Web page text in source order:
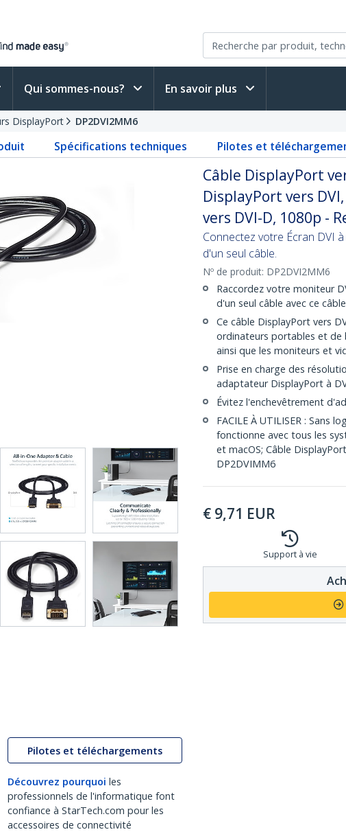
Qui sommes-nous? En savoir plus
DisplayPort DP2DVI2MM6
Spécifications techniques Pilotes et
Pilotes et téléchargements
Découvrez pourquoi les
professionnels de l'informatique font
confiance à StarTech.com pour les
accessoires de connectivité
Câble DisplayPort
DisplayPort vers
vers DVI-D, 1080p -
Connectez votre Écran DVI
d'un seul câble.
Nº de produit: DP2DVI2MM6
Raccordez votre moniteur
d'un seul câble avec ce
Ce câble DisplayPort vers
ordinateurs portables et de
ainsi que les moniteurs et
Prise en charge des
adaptateur DisplayPort à
Évitez l'enchevêtrement
FACILE À UTILISER : Sans
fonctionne avec tous les
et macOS; Câble
DP2DVIMM6
€ 9,71 EUR
Support à vie